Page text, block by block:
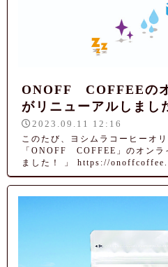
ONOFF COFFEEの
がリニューアルしまし
2023.09.11 12:16
このたび、ヨシムラコーヒーオ
「ONOFF COFFEE」のオンラ
ました！ 」 https://